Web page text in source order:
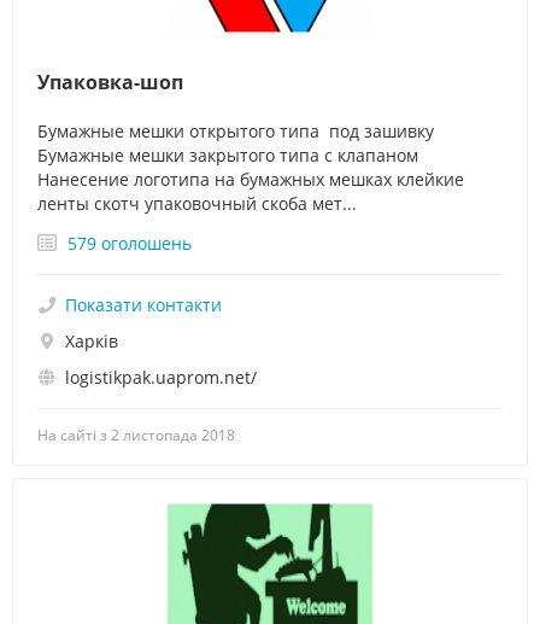
Упаковка-шоп
Бумажные мешки открытого типа под зашивку
Бумажные мешки закрытого типа с клапаном
Нанесение логотипа на бумажных мешках клейкие
ленты скотч упаковочный скоба мет...
579 оголошень
На сайті з 2 листопада 2018
Показати контакти
Харків
logistikpak.uaprom.net/